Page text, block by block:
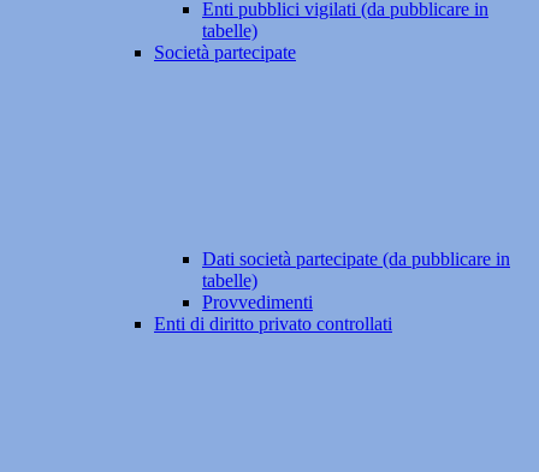
Enti pubblici vigilati (da pubblicare in
tabelle)
Società partecipate
Dati società partecipate (da pubblicare in
tabelle)
Provvedimenti
Enti di diritto privato controllati